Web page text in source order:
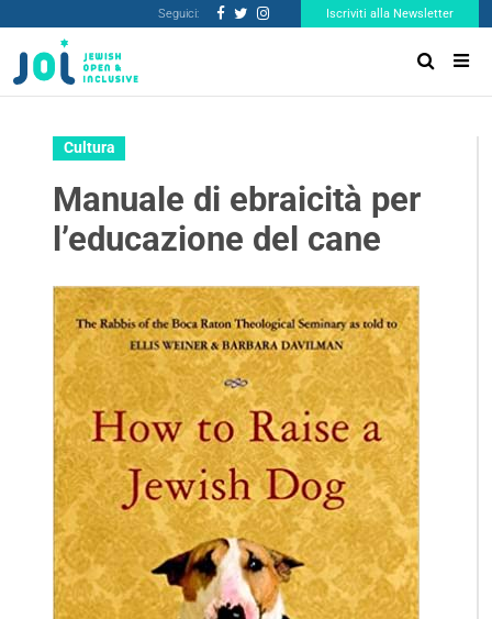
Seguici: Iscriviti alla Newsletter
Cultura
Manuale di ebraicità per
l’educazione del cane